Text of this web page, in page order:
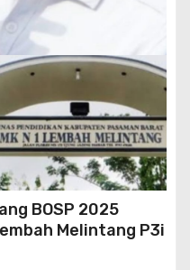
BOSP 2025
Melintang P3i
Periksa